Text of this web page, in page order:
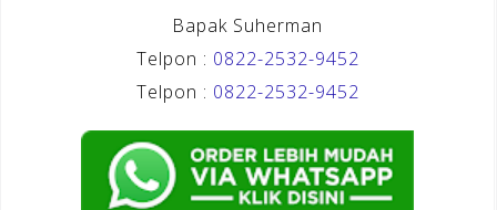
Bapak Suherman
Telpon : 0822-2532-9452
Telpon : 0822-2532-9452